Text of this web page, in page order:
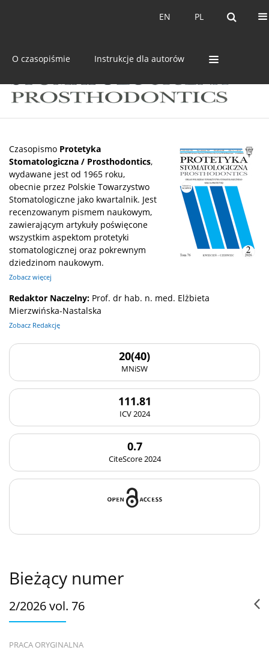
PL
EN PL
EN
O czasopiśmie Instrukcje dla autorów
Czasopismo Protetyka
Stomatologiczna / Prosthodontics,
wydawane jest od 1965 roku,
obecnie przez Polskie Towarzystwo
Stomatologiczne jako kwartalnik. Jest
recenzowanym pismem naukowym,
zawierającym artykuły poświęcone
wszystkim aspektom protetyki
stomatologicznej oraz pokrewnym
dziedzinom naukowym.
Zobacz więcej
Redaktor Naczelny: Prof. dr hab. n. med. Elżbieta
Mierzwińska-Nastalska
Zobacz Redakcję
20(40)
MNiSW
111.81
ICV 2024
0.7
CiteScore 2024
Bieżący numer
2/2026 vol. 76
PRACA ORYGINALNA